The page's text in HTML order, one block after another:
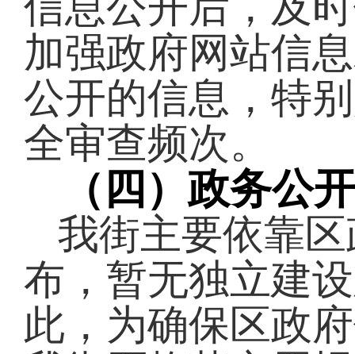
加强政府网站信
公开的信息，特
全审查频次。
（四）政务公
我街主要依靠
布，暂无独立建
此，为确保区政